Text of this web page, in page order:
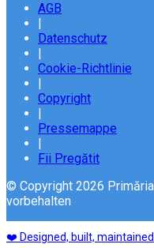
AGB
Datenschutz
Cookie-Richtlinie
Copyright
Pressemappe
Fii Pregătit
© Copyright 2026
vorbehalten
❤️ Designed, built,